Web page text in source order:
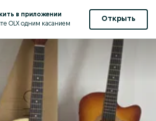
в приложении
OLX одним касанием
Открыть